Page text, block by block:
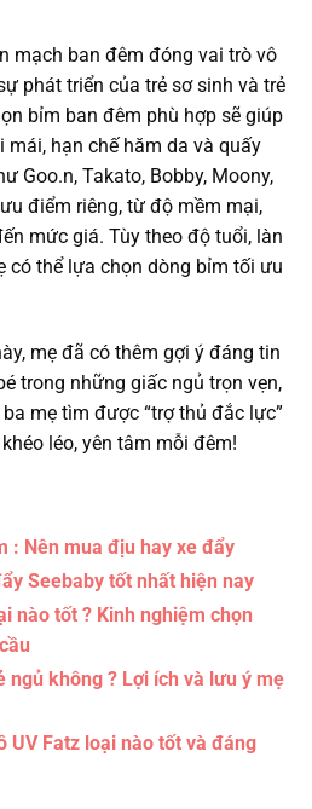
mạch ban đêm đóng vai trò vô
phát triển của trẻ sơ sinh và trẻ
bỉm ban đêm phù hợp sẽ giúp
mái, hạn chế hăm da và quấy
Goo.n, Takato, Bobby, Moony,
điểm riêng, từ độ mềm mại,
mức giá. Tùy theo độ tuổi, làn
có thể lựa chọn dòng bỉm tối ưu
mẹ đã có thêm gợi ý đáng tin
trong những giấc ngủ trọn vẹn,
mẹ tìm được “trợ thủ đắc lực”
léo, yên tâm mỗi đêm!
: Nên mua địu hay xe đẩy
Seebaby tốt nhất hiện nay
nào tốt ? Kinh nghiệm chọn
ngủ không ? Lợi ích và lưu ý mẹ
UV Fatz loại nào tốt và đáng